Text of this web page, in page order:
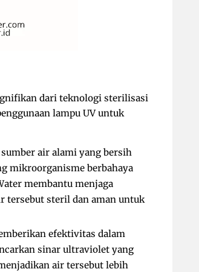
dari teknologi sterilisasi
lampu UV untuk
air alami yang bersih
mikroorganisme berbahaya
membantu menjaga
tersebut steril dan aman untuk
efektivitas dalam
sinar ultraviolet yang
air tersebut lebih